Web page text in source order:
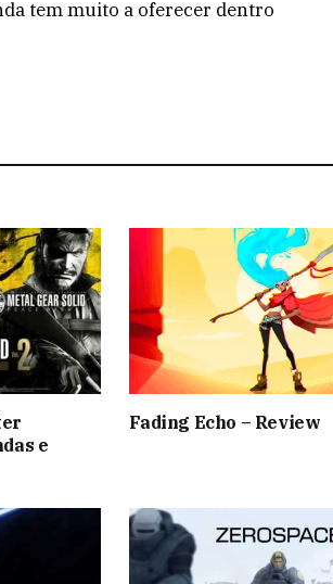
tem muito a oferecer dentro
e
Fading Echo – Review